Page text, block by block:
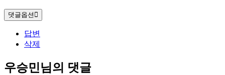
댓글옵션
답변
삭제
우승민님의 댓글